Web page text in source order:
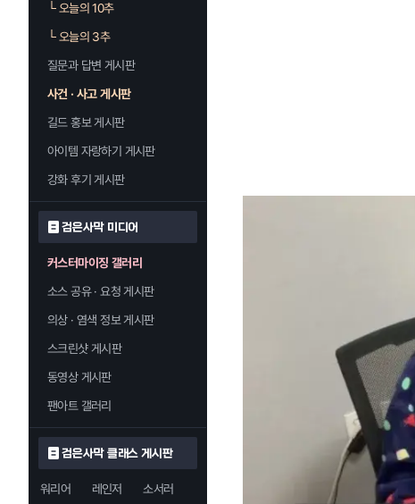
└오늘의 10추
└오늘의 3추
질문과 답변 게시판
사건 · 사고 게시판
길드 홍보 게시판
아이템 자랑하기 게시판
강화 후기 게시판
검은사막 미디어
커스터마이징 갤러리
소스 공유 · 요청 게시판
의상 · 염색 정보 게시판
스크린샷 게시판
동영상 게시판
팬아트 갤러리
검은사막 클래스 게시판
워리어 레인저
소서러